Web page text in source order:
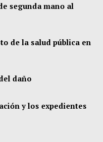
segunda mano al
de la salud pública en
daño
y los expedientes